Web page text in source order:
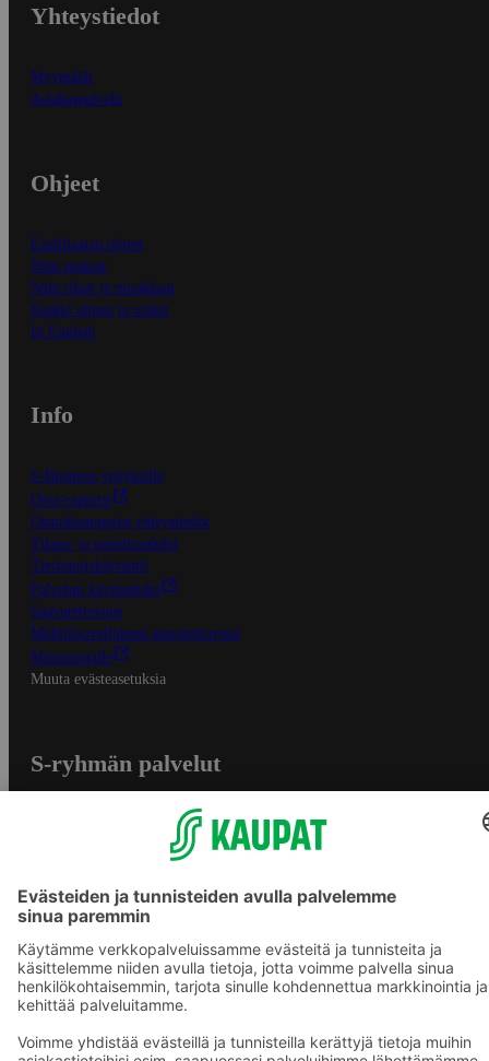
Yhteystiedot
Myymälät
Asiakaspalvelu
Ohjeet
Ensitilaajan ohjeet
Näin maksat
Näin tilaat ja muokkaat
Kaikki ohjeet ja vinkit
In English
Info
S-Business yrityksille
Oiva-raportit
Osuuskauppojen yhteystiedot
Tilaus- ja toimitusehdot
Tietosuojakäytäntö
Palvelun käyttöehdot
Saavutettavuus
Mobiilisovelluksen saavutettavuus
Mainostajalle
Muuta evästeasetuksia
S-ryhmän palvelut
S-ostoslista -sovellus
Prisma.fi
Sokos.fi
S-Pankki
Yhteishyvä
Sokos Hotels
Raflaamo